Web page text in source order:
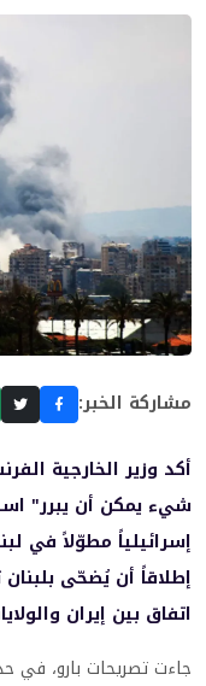
مشاركة الخبر:
أكد وزير الخارجية
شيء يمكن أن يبرر"
إسرائيلياً مطوّلاً في
إطلاقاً أن يُضحّى
اتفاق بين إيران
جاءت تصريحات بارو، في